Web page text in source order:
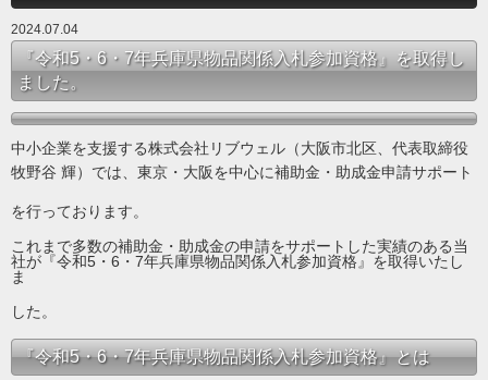
2024.07.04
『令和5・6・7年兵庫県物品関係入札参加資格』を取得し
ました。
中小企業を支援する株式会社リブウェル（大阪市北区、代表取締役
牧野谷 輝）では、東京・大阪を中心に補助金・助成金申請サポート
を行っております。
これまで多数の補助金・助成金の申請をサポートした実績のある当
社が『令和5・6・7年兵庫県物品関係入札参加資格』を取得いたし
ま
した。
『令和5・6・7年兵庫県物品関係入札参加資格』とは